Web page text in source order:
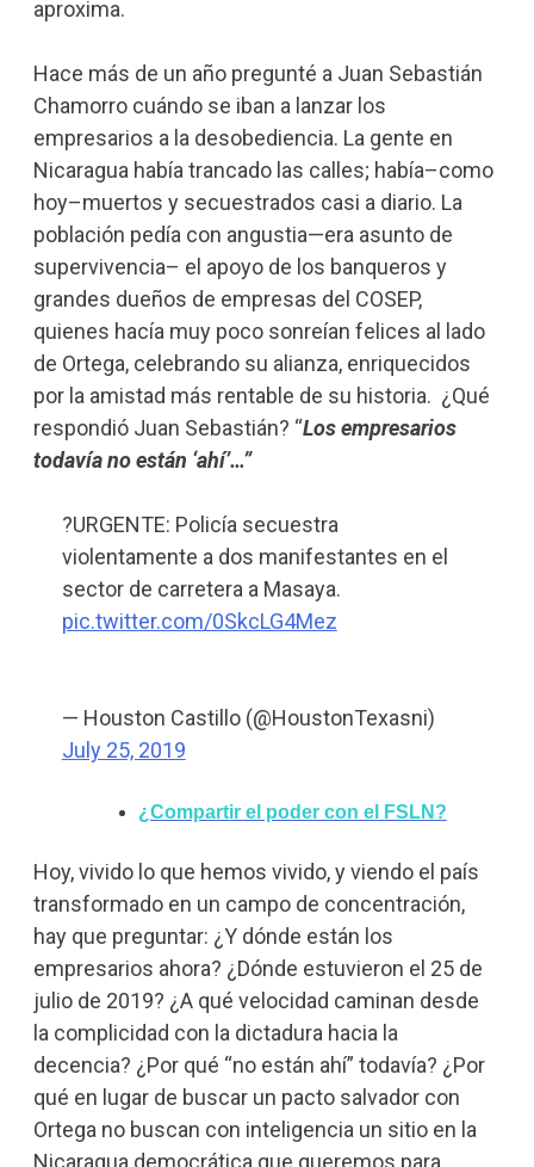
aproxima.
Hace más de un año pregunté a Juan Sebastián
Chamorro cuándo se iban a lanzar los
empresarios a la desobediencia. La gente en
Nicaragua había trancado las calles; había–como
hoy–muertos y secuestrados casi a diario. La
población pedía con angustia—era asunto de
supervivencia– el apoyo de los banqueros y
grandes dueños de empresas del COSEP,
quienes hacía muy poco sonreían felices al lado
de Ortega, celebrando su alianza, enriquecidos
por la amistad más rentable de su historia. ¿Qué
respondió Juan Sebastián? “Los empresarios
todavía no están ‘ahí’…”
?URGENTE: Policía secuestra
violentamente a dos manifestantes en el
sector de carretera a Masaya.
pic.twitter.com/0SkcLG4Mez
— Houston Castillo (@HoustonTexasni)
July 25, 2019
¿Compartir el poder con el FSLN?
Hoy, vivido lo que hemos vivido, y viendo el país
transformado en un campo de concentración,
hay que preguntar: ¿Y dónde están los
empresarios ahora? ¿Dónde estuvieron el 25 de
julio de 2019? ¿A qué velocidad caminan desde
la complicidad con la dictadura hacia la
decencia? ¿Por qué “no están ahí” todavía? ¿Por
qué en lugar de buscar un pacto salvador con
Ortega no buscan con inteligencia un sitio en la
Nicaragua democrática que queremos para